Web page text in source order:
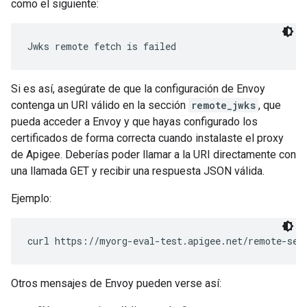
como el siguiente:
Jwks remote fetch is failed
Si es así, asegúrate de que la configuración de Envoy
contenga un URI válido en la sección remote_jwks , que
pueda acceder a Envoy y que hayas configurado los
certificados de forma correcta cuando instalaste el proxy
de Apigee. Deberías poder llamar a la URI directamente con
una llamada GET y recibir una respuesta JSON válida.
Ejemplo:
curl https://myorg-eval-test.apigee.net/remote-
Otros mensajes de Envoy pueden verse así: